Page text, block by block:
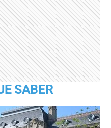
SABER